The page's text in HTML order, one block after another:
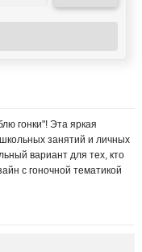
гонки"! Эта яркая
занятий и личных
вариант для тех, кто
с гоночной тематикой